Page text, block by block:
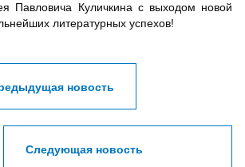
Павловича Куличкина с выходом новой
литературных успехов!
новость
Следующая новость